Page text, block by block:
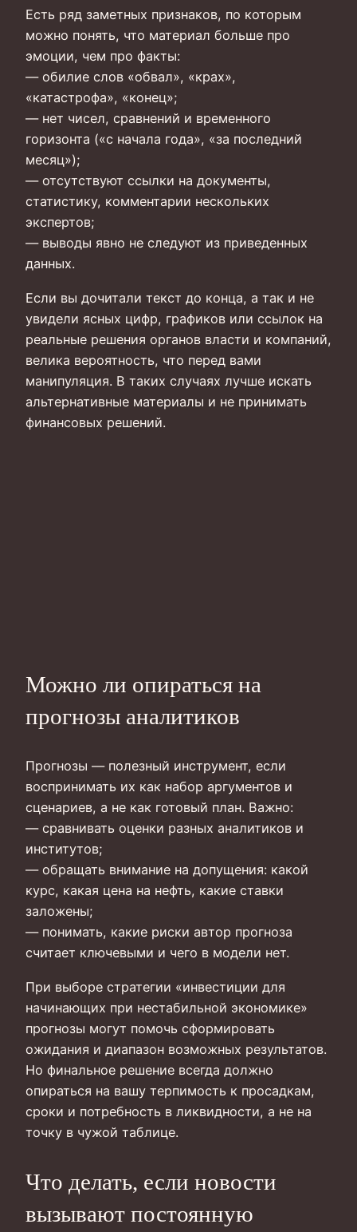
Есть ряд заметных признаков, по которым
можно понять, что материал больше про
эмоции, чем про факты:
— обилие слов «обвал», «крах»,
«катастрофа», «конец»;
— нет чисел, сравнений и временного
горизонта («с начала года», «за последний
месяц»);
— отсутствуют ссылки на документы,
статистику, комментарии нескольких
экспертов;
— выводы явно не следуют из приведенных
данных.
Если вы дочитали текст до конца, а так и не
увидели ясных цифр, графиков или ссылок на
реальные решения органов власти и компаний,
велика вероятность, что перед вами
манипуляция. В таких случаях лучше искать
альтернативные материалы и не принимать
финансовых решений.
Можно ли опираться на
прогнозы аналитиков
Прогнозы — полезный инструмент, если
воспринимать их как набор аргументов и
сценариев, а не как готовый план. Важно:
— сравнивать оценки разных аналитиков и
институтов;
— обращать внимание на допущения: какой
курс, какая цена на нефть, какие ставки
заложены;
— понимать, какие риски автор прогноза
считает ключевыми и чего в модели нет.
При выборе стратегии «инвестиции для
начинающих при нестабильной экономике»
прогнозы могут помочь сформировать
ожидания и диапазон возможных результатов.
Но финальное решение всегда должно
опираться на вашу терпимость к просадкам,
сроки и потребность в ликвидности, а не на
точку в чужой таблице.
Что делать, если новости
вызывают постоянную